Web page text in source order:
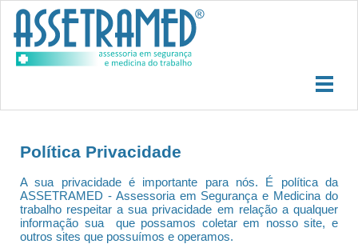
Política Privacidade
A sua privacidade é importante para nós. É política da
ASSETRAMED - Assessoria em Segurança e Medicina do
trabalho respeitar a sua privacidade em relação a qualquer
informação sua que possamos coletar em nosso site, e
outros sites que possuímos e operamos.